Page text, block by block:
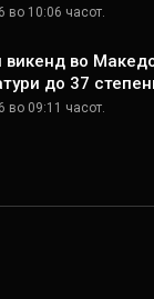
во 10:06 часот.
викенд во
до 37
во 09:11 часот.